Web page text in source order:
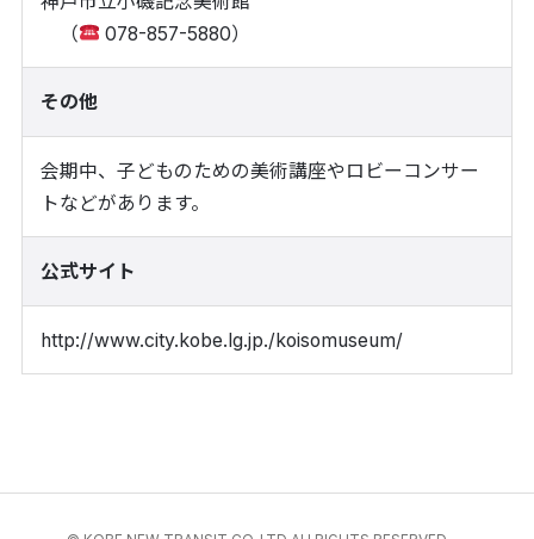
（
078-857-5880）
その他
会期中、子どものための美術講座やロビーコンサー
トなどがあります。
公式サイト
http://www.city.kobe.lg.jp./koisomuseum/